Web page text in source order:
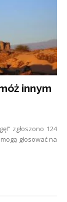
innym
zgłoszono 124
głosować na